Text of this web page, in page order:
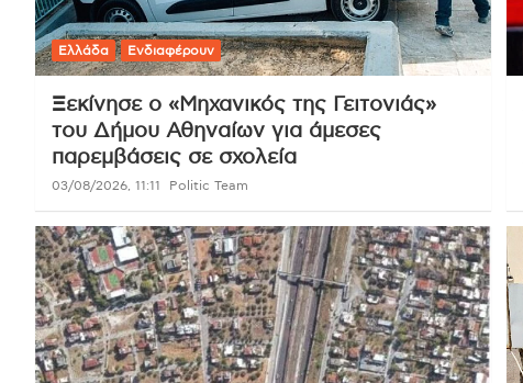
Ελλάδα Ενδιαφέρουν
Ξεκίνησε ο «Μηχανικός της Γειτονιάς»
του Δήμου Αθηναίων για άμεσες
παρεμβάσεις σε σχολεία
03/08/2026, 11:11 Politic Team